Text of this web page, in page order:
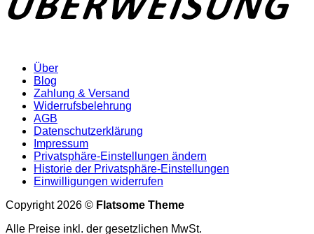
Über
Blog
Zahlung & Versand
Widerrufsbelehrung
AGB
Datenschutzerklärung
Impressum
Privatsphäre-Einstellungen ändern
Historie der Privatsphäre-Einstellungen
Einwilligungen widerrufen
Copyright 2026 © Flatsome Theme
Alle Preise inkl. der gesetzlichen MwSt.